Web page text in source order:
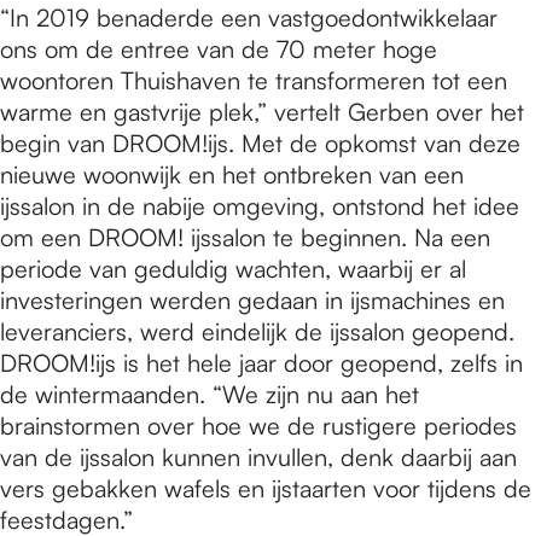
“In 2019 benaderde een vastgoedontwikkelaar
ons om de entree van de 70 meter hoge
woontoren Thuishaven te transformeren tot een
warme en gastvrije plek,” vertelt Gerben over het
begin van DROOM!ijs. Met de opkomst van deze
nieuwe woonwijk en het ontbreken van een
ijssalon in de nabije omgeving, ontstond het idee
om een DROOM! ijssalon te beginnen. Na een
periode van geduldig wachten, waarbij er al
investeringen werden gedaan in ijsmachines en
leveranciers, werd eindelijk de ijssalon geopend.
DROOM!ijs is het hele jaar door geopend, zelfs in
de wintermaanden. “We zijn nu aan het
brainstormen over hoe we de rustigere periodes
van de ijssalon kunnen invullen, denk daarbij aan
vers gebakken wafels en ijstaarten voor tijdens de
feestdagen.”